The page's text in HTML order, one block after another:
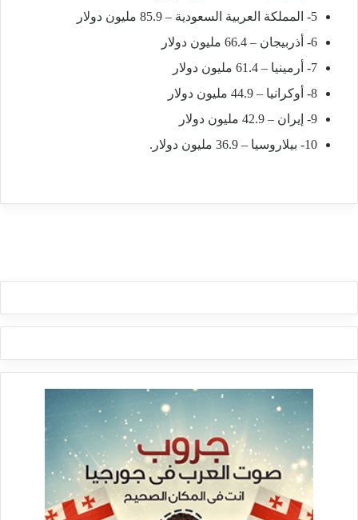
5- المملكة العربية السعودية – 85.9 مليون دولار
6- أذربيجان – 66.4 مليون دولار
7- أرمينيا – 61.4 مليون دولار
8- أوكرانيا – 44.9 مليون دولار
9- إيران – 42.9 مليون دولار
10- بيلاروسيا – 36.9 مليون دولار.